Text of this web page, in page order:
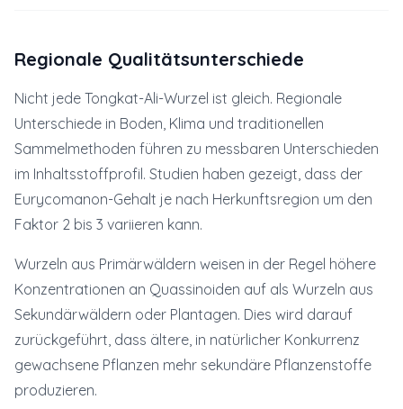
Regionale Qualitätsunterschiede
Nicht jede Tongkat-Ali-Wurzel ist gleich. Regionale
Unterschiede in Boden, Klima und traditionellen
Sammelmethoden führen zu messbaren Unterschieden
im Inhaltsstoffprofil. Studien haben gezeigt, dass der
Eurycomanon-Gehalt je nach Herkunftsregion um den
Faktor 2 bis 3 variieren kann.
Wurzeln aus Primärwäldern weisen in der Regel höhere
Konzentrationen an Quassinoiden auf als Wurzeln aus
Sekundärwäldern oder Plantagen. Dies wird darauf
zurückgeführt, dass ältere, in natürlicher Konkurrenz
gewachsene Pflanzen mehr sekundäre Pflanzenstoffe
produzieren.